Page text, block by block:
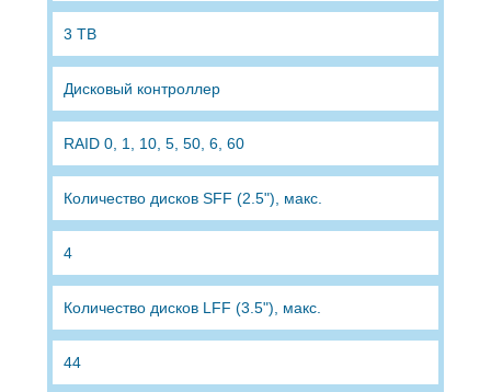
3 TB
Дисковый контроллер
RAID 0, 1, 10, 5, 50, 6, 60
Количество дисков SFF (2.5"), макс.
4
Количество дисков LFF (3.5"), макс.
44